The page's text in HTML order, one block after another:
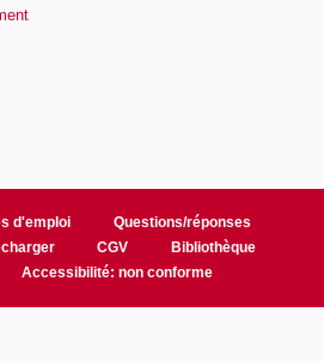
d'emploi
Questions/réponses
CGV
Bibliothèque
Accessibilité: non conforme